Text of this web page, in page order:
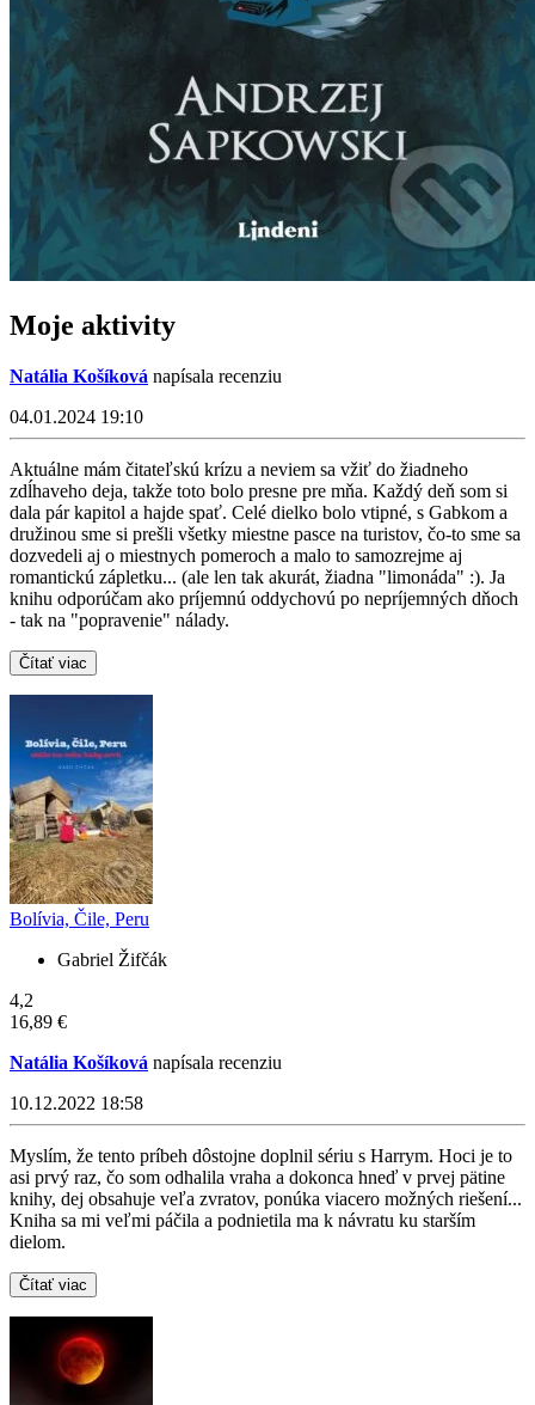
Moje aktivity
Natália Košíková napísala recenziu
04.01.2024 19:10
Aktuálne mám čitateľskú krízu a neviem sa vžiť do žiadneho
zdĺhaveho deja, takže toto bolo presne pre mňa. Každý deň som si
dala pár kapitol a hajde spať. Celé dielko bolo vtipné, s Gabkom a
družinou sme si prešli všetky miestne pasce na turistov, čo-to sme sa
dozvedeli aj o miestnych pomeroch a malo to samozrejme aj
romantickú zápletku... (ale len tak akurát, žiadna "limonáda" :). Ja
knihu odporúčam ako príjemnú oddychovú po nepríjemných dňoch
- tak na "popravenie" nálady.
Čítať viac
Bolívia, Čile, Peru
Gabriel Žifčák
4,2
16,89 €
Natália Košíková napísala recenziu
10.12.2022 18:58
Myslím, že tento príbeh dôstojne doplnil sériu s Harrym. Hoci je to
asi prvý raz, čo som odhalila vraha a dokonca hneď v prvej pätine
knihy, dej obsahuje veľa zvratov, ponúka viacero možných riešení...
Kniha sa mi veľmi páčila a podnietila ma k návratu ku starším
dielom.
Čítať viac